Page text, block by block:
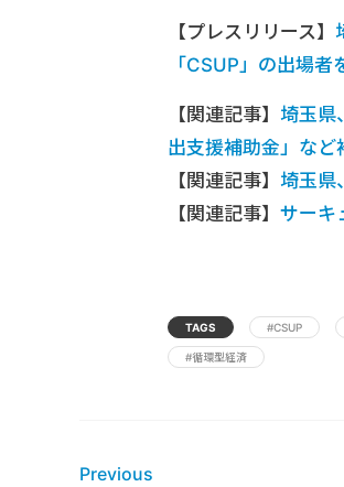
【プレスリリース】
「CSUP」の出場者
【関連記事】 埼玉県
出支援補助金」な
【関連記事】 埼玉県
【関連記事】 サーキ
TAGS #CSUP
#循環型経済
Previous